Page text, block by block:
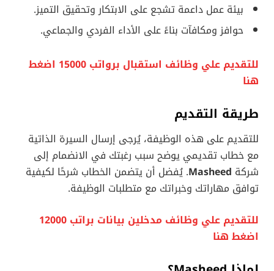
بيئة عمل داعمة تشجع على الابتكار وتحقيق التميز.
حوافز ومكافآت بناءً على الأداء الفردي والجماعي.
للتقديم علي وظائف استقبال برواتب 15000 اضغط
هنا
طريقة التقديم
للتقديم على هذه الوظيفة، يُرجى إرسال السيرة الذاتية
مع خطاب تقديمي يوضح سبب رغبتك في الانضمام إلى
شركة Masheed. يُفضل أن يتضمن الخطاب شرحًا لكيفية
توافق مهاراتك وخبراتك مع متطلبات الوظيفة.
للتقديم علي وظائف مدخلين بيانات براتب 12000
اضغط هنا